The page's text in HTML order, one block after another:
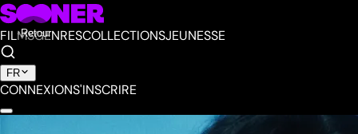
FILMSGENRESCOLLECTIONSJEUNESSE
FR
CONNEXIONS'INSCRIRE
Retour